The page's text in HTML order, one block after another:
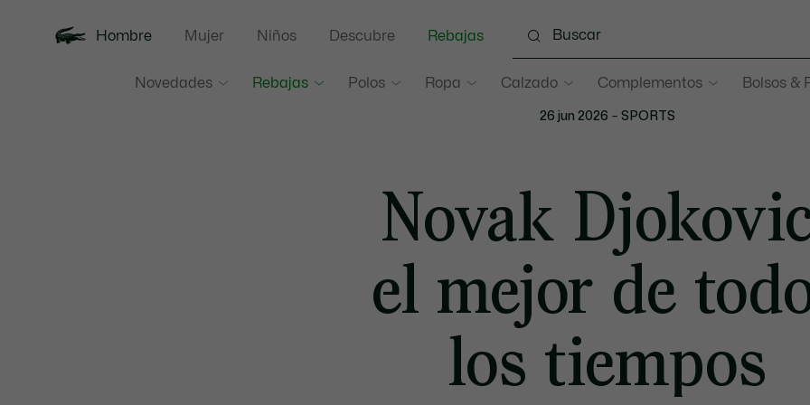
Hombre
Novedades Rebajas Polos Ropa Calzado Complementos Bolsos &
Mujer Niños Descubre Rebajas
26 jun 2026 – SPORTS
Novak
el mejor de
los tiempos